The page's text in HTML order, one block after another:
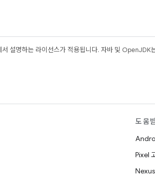
서 설명하는 라이선스가 적용됩니다. 자바 및
도움
Pixel